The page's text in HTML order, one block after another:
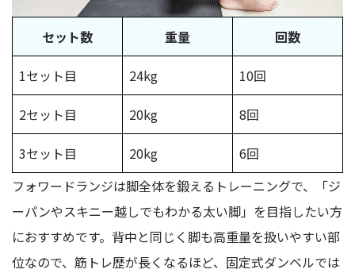
セット数 重量 回数
1セット目 24kg 10回
2セット目 20kg 8回
3セット目 20kg
6回
フォワードランジは脚全体を鍛えるトレーニングで、「ジ
ーパンやスキニー越しでもわかる太い脚」を目指したい方
におすすめです。背中と同じく脚も高重量を扱いやすい部
位なので、筋トレ歴が長くなるほど、固定式ダンベルでは